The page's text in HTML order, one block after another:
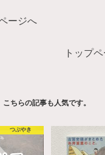
ージへ
トップ
こちらの記事も人気です。
つぶやき